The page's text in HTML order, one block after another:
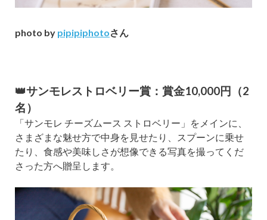
photo by pipipiphotoさん
👑サンモレストロベリー賞：賞金10,000円（2
名）
「サンモレ チーズムース ストロベリー」をメインに、
さまざまな魅せ方で中身を見せたり、スプーンに乗せ
たり、食感や美味しさが想像できる写真を撮ってくだ
さった方へ贈呈します。